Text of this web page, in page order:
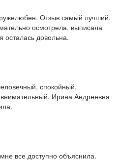
Отзыв самый лучший.
осмотрела, выписала
осталась довольна.
спокойный,
Ирина Андреевна
все доступно объяснила.